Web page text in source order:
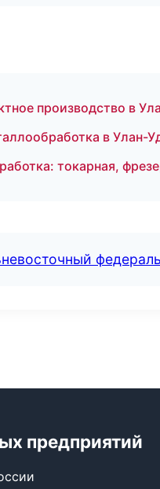
производство в
в Улан-
токарная,
предприятий